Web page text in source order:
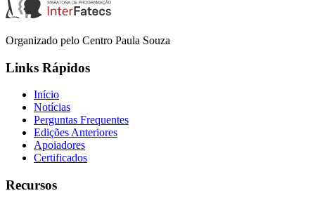
Organizado pelo Centro Paula Souza
Links Rápidos
Início
Notícias
Perguntas Frequentes
Edições Anteriores
Apoiadores
Certificados
Recursos